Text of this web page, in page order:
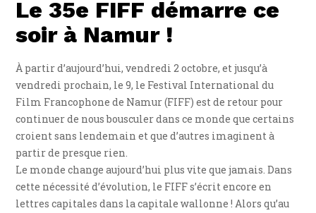
Le 35e FIFF démarre ce
soir à Namur !
À partir d’aujourd’hui, vendredi 2 octobre, et jusqu’à
vendredi prochain, le 9, le Festival International du
Film Francophone de Namur (FIFF) est de retour pour
continuer de nous bousculer dans ce monde que certains
croient sans lendemain et que d’autres imaginent à
partir de presque rien.
Le monde change aujourd’hui plus vite que jamais. Dans
cette nécessité d’évolution, le FIFF s’écrit encore en
lettres capitales dans la capitale wallonne ! Alors qu’au